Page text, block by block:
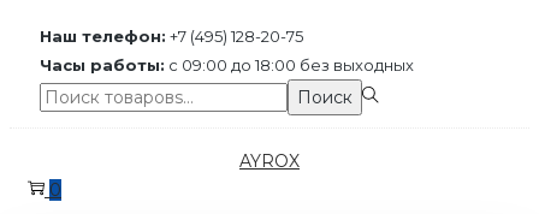
Наш телефон: +7 (495) 128-20-75
Часы работы: с 09:00 до 18:00 без выходных
Поиск:>
Поиск
к
к
AYROX
0